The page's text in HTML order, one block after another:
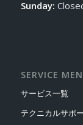
Sunday:
SERVICE
サービス一覧
テクニカルサポ